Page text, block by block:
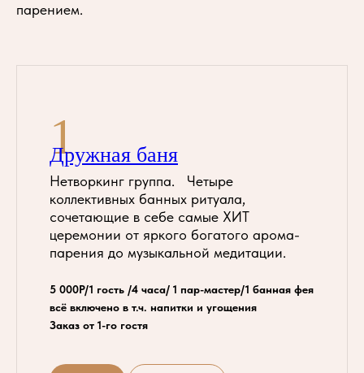
парением.
1
Дружная баня
Нетворкинг группа. Четыре
коллективных банных ритуала,
сочетающие в себе самые ХИТ
церемонии от яркого богатого арома-
парения до музыкальной медитации.
5 000Р/1 гость /4 часа/ 1 пар-мастер/1 банная фея
всё включено в т.ч. напитки и угощения
Заказ от 1-го гостя